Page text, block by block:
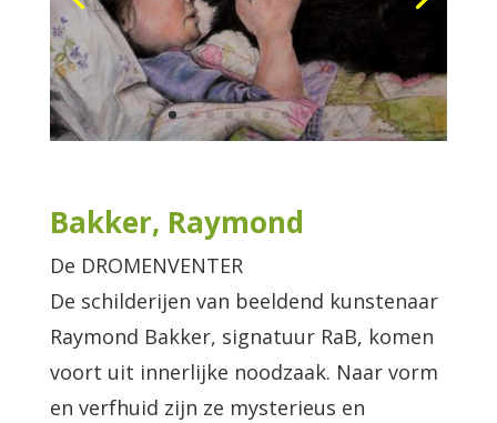
Bakker, Raymond
De DROMENVENTER
De schilderijen van beeldend kunstenaar
Raymond Bakker, signatuur RaB, komen
voort uit innerlijke noodzaak. Naar vorm
en verfhuid zijn ze mysterieus en